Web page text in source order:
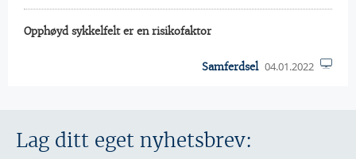
Opphøyd sykkelfelt er en risikofaktor
Samferdsel 04.01.2022
Lag ditt eget nyhetsbrev: